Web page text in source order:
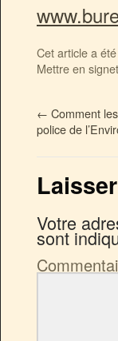
Cet article a
Mettre en
← Comment
police de
Votre
sont